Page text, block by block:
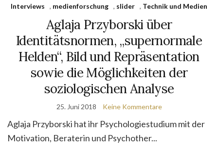
Interviews
, medienforschung , slider , Technik und Medien
Aglaja Przyborski über
Identitätsnormen, „supernormale
Helden“, Bild und Repräsentation
sowie die Möglichkeiten der
soziologischen Analyse
25. Juni 2018 Keine Kommentare
Aglaja Przyborski hat ihr Psychologiestudium mit der
Motivation, Beraterin und Psychother...